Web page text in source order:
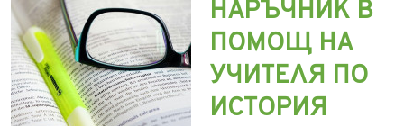
НАРЪЧНИК В
ПОМОЩ НА
УЧИТЕЛЯ ПО
ИСТОРИЯ